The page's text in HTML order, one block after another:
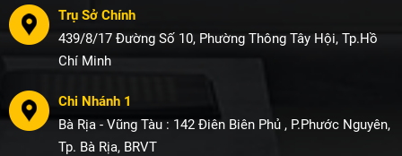
Trụ Sở Chính
439/8/17 Đường Số 10, Phường Thông Tây Hội, Tp.Hồ
Chí Minh
Chi Nhánh 1
Bà Rịa - Vũng Tàu : 142 Điên Biên Phủ , P.Phước Nguyên,
Tp. Bà Rịa, BRVT